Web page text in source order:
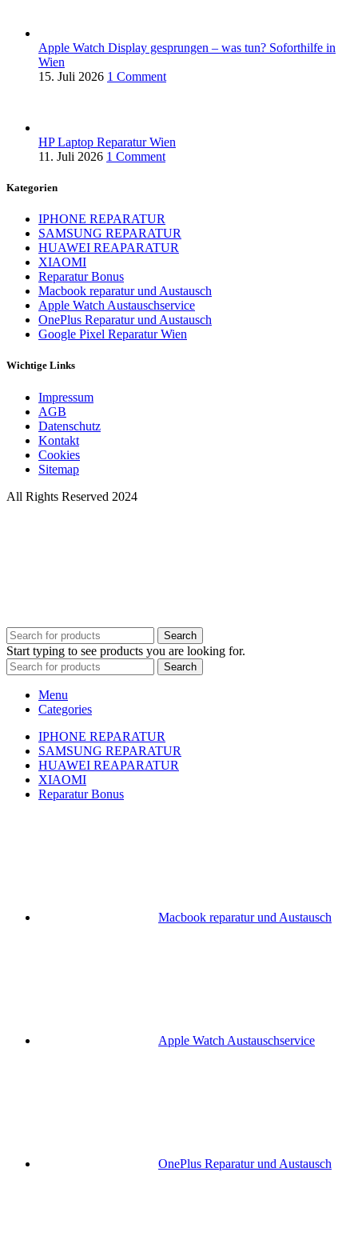
Apple Watch Display gesprungen – was tun? Soforthilfe in
Wien
15. Juli 2026 1 Comment
HP Laptop Reparatur Wien
11. Juli 2026 1 Comment
Kategorien
IPHONE REPARATUR
SAMSUNG REPARATUR
HUAWEI REAPARATUR
XIAOMI
Reparatur Bonus
Macbook reparatur und Austausch
Apple Watch Austauschservice
OnePlus Reparatur und Austausch
Google Pixel Reparatur Wien
Wichtige Links
Impressum
AGB
Datenschutz
Kontakt
Cookies
Sitemap
All Rights Reserved 2024
Search
Start typing to see products you are looking for.
Search
Menu
Categories
IPHONE REPARATUR
SAMSUNG REPARATUR
HUAWEI REAPARATUR
XIAOMI
Reparatur Bonus
Macbook reparatur und Austausch
Apple Watch Austauschservice
OnePlus Reparatur und Austausch